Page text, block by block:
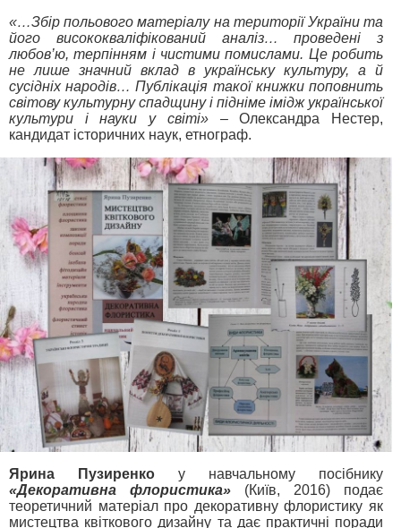
«…Збір польового матеріалу на території України та
його висококваліфікований аналіз… проведені з
любов’ю, терпінням і чистими помислами. Це робить
не лише значний вклад в українську культуру, а й
сусідніх народів… Публікація такої книжки поповнить
світову культурну спадщину і підніме імідж української
культури і науки у світі»– Олександра Нестер,
кандидат історичних наук, етнограф.
Ярина Пузиренко у навчальному посібнику
«Декоративна флористика» (Київ, 2016) подає
теоретичний матеріал про декоративну флористику як
мистецтва квіткового дизайну та дає практичні поради